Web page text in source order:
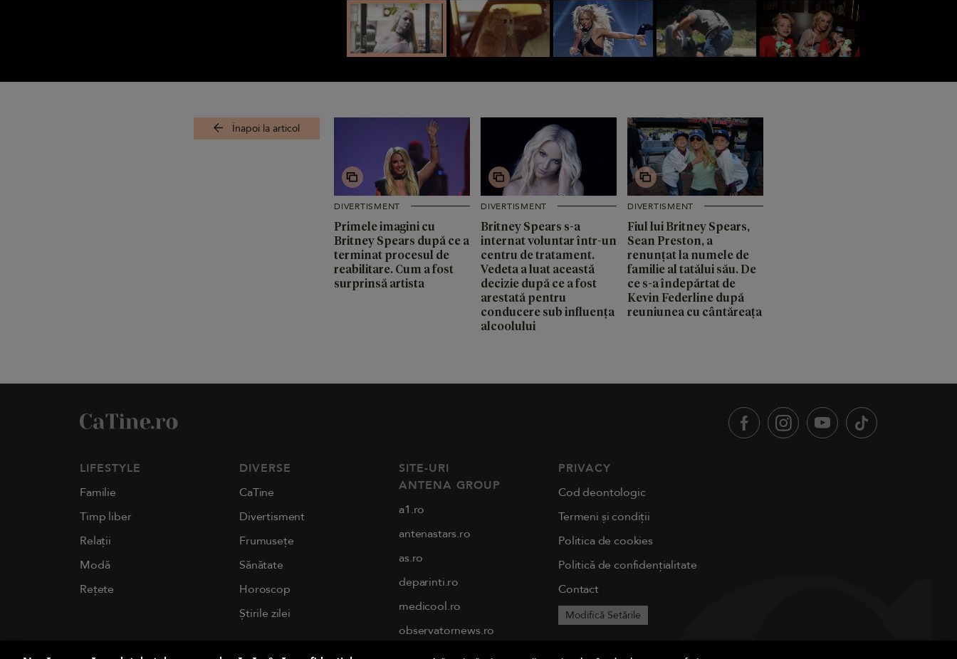
Înapoi la articol
DIVERTISMENT
Primele imagini cu
Britney Spears după ce a
terminat procesul de
reabilitare. Cum a fost
surprinsă artista
DIVERTISMENT
Britney Spears s-a
internat voluntar într-un
centru de tratament.
Vedeta a luat această
decizie după ce a fost
arestată pentru
conducere sub influența
alcoolului
DIVERTISMENT
Fiul lui Britney Spears,
Sean Preston, a
renunțat la numele de
familie al tatălui său. De
ce s-a îndepărtat de
Kevin Federline după
reuniunea cu cântăreața
LIFESTYLE
Familie
Timp liber
Relații
Modă
Rețete
DIVERSE
CaTine
Divertisment
Frumusețe
Sănătate
Horoscop
Știrile zilei
SITE-URI
ANTENA GROUP
a1.ro
antenastars.ro
as.ro
deparinti.ro
medicool.ro
observatornews.ro
spynews.ro
PRIVACY
Cod deontologic
Termeni și condiții
Politica de cookies
Politică de confidențialitate
Contact
Modifică Setările